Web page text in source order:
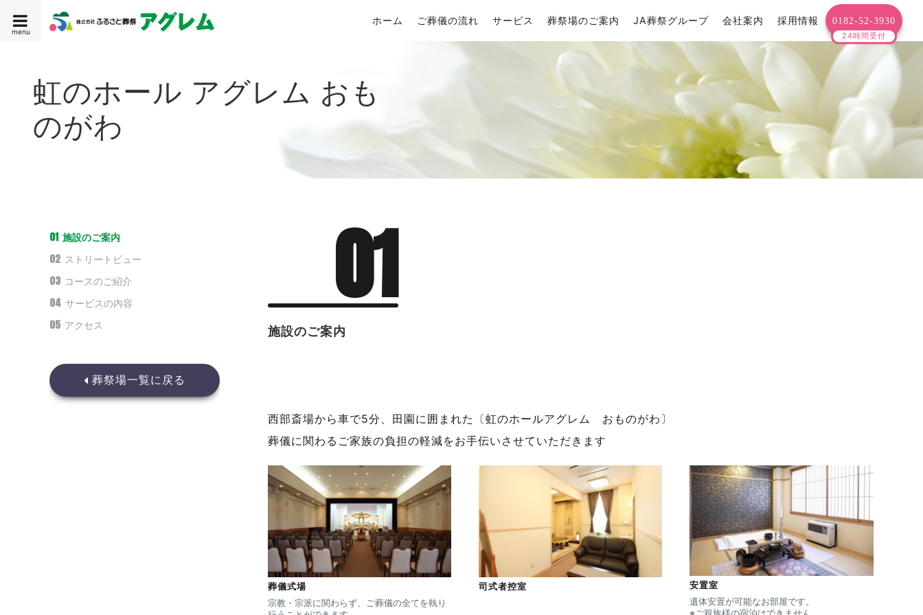
menu
ホーム ご葬儀の流れ サービス 葬祭場のご案内 JA葬祭グループ 会社案内 採用情報 0182-52-3930
虹のホール アグレム おも
のがわ
01
施設のご案内
西部斎場から車で5分、田園に囲まれた〔虹のホールアグレム おものがわ〕
葬儀に関わるご家族の負担の軽減をお手伝いさせていただきます
葬儀式場
宗教・宗派に関わらず、ご葬儀の全てを執り
司式者控室 安置室
遺体安置が可能なお部屋です。
01 施設のご案内
02 ストリートビュー
03 コースのご紹介
04 サービスの内容
05 アクセス
葬祭場一覧に戻る